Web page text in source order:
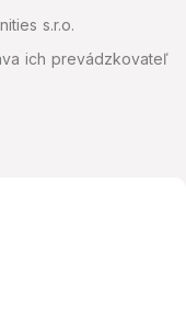
s.r.o.
ich prevádzkovateľ